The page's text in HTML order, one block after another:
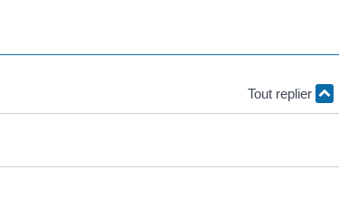
Tout replier